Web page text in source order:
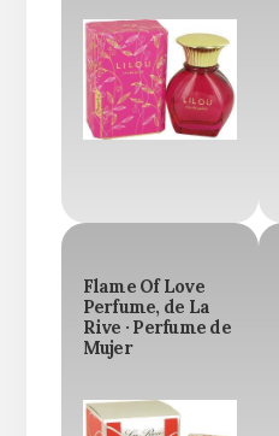
Flame Of Love
Perfume, de La
Rive · Perfume de
Mujer